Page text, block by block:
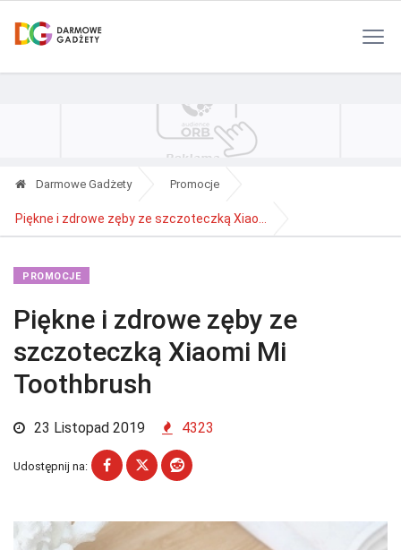
Darmowe Gadżety Promocje
Piękne i zdrowe zęby ze szczoteczką Xiao...
PROMOCJE
Piękne i zdrowe zęby ze
szczoteczką Xiaomi Mi
Toothbrush
23 Listopad 2019 4323
Udostępnij na: